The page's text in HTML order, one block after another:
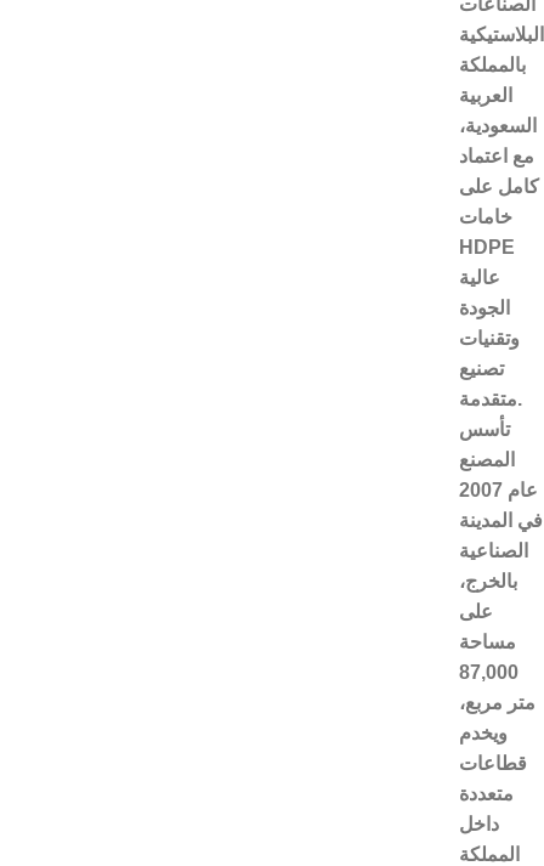
البلاستيكية
بالمملكة
العربية
السعودية،
مع اعتماد
كامل على
خامات
HDPE
عالية
الجودة
وتقنيات
تصنيع
متقدمة.
تأسس
المصنع
عام 2007
في المدينة
الصناعية
بالخرج،
على
مساحة
87,000
متر مربع،
ويخدم
قطاعات
متعددة
داخل
المملكة